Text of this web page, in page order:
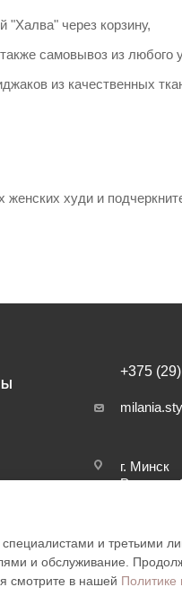
через корзину,
самовывоз из любого
из качественных
худи и
+375
г. Минск
Режим
10:00 -
и третьими
и обслуживание.
смотрите в нашей